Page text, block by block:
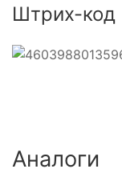
Штрих-код
Аналоги